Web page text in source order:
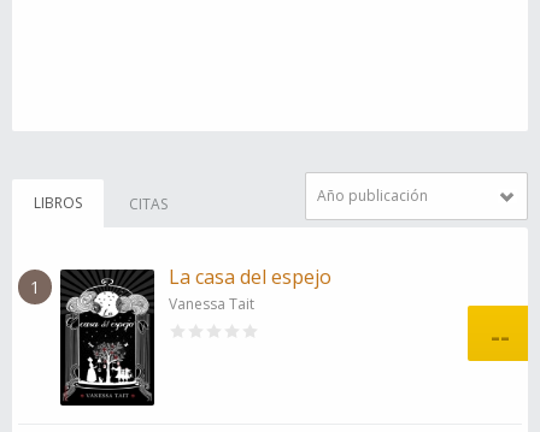
LIBROS CITAS Año publicación
1 La casa del espejo
Vanessa Tait
--